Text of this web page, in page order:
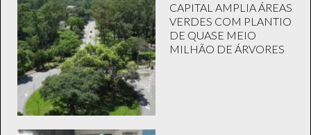
CAPITAL AMPLIA ÁREAS
VERDES COM PLANTIO
DE QUASE MEIO
MILHÃO DE ÁRVORES